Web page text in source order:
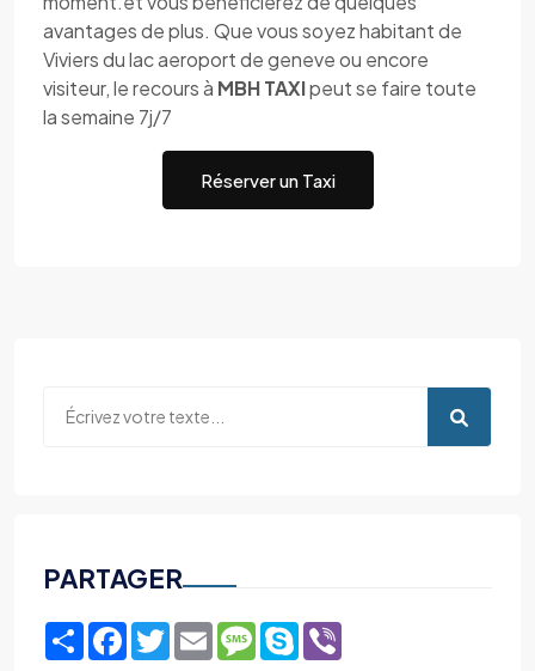
avantages de plus. Que vous soyez habitant de
Viviers du lac aeroport de geneve ou encore
visiteur, le recours à MBH TAXIpeut se faire toute
la semaine 7j/7
Réserver un Taxi
PARTAGER
ShareFacebook
TwitterEmailMessage
Skype